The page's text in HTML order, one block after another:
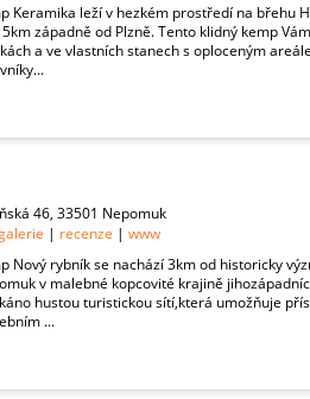
Keramika leží v hezkém prostředí na břehu
západně od Plzně. Tento klidný kemp
a ve vlastních stanech s oploceným
46, 33501 Nepomuk
| recenze | www
Nový rybník se nachází 3km od historicky
v malebné kopcovité krajině
hustou turistickou sítí,která umožňuje
...